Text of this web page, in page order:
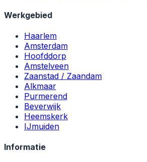
Werkgebied
Haarlem
Amsterdam
Hoofddorp
Amstelveen
Zaanstad / Zaandam
Alkmaar
Purmerend
Beverwijk
Heemskerk
IJmuiden
Informatie